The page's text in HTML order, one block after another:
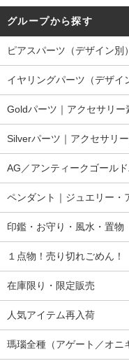
グループから探す
ピアスパーツ（デザイン別）
イヤリングパーツ（デザイ
Goldパーツ｜アクセサリー
Silverパーツ｜アクセサリ
AG／アンティークゴール
ペンダント｜ジュエリー・
印鑑・お守り・風水・置物
１点物！売り切れごめん！
在庫限り・限定販売
人気アイテム再入荷
瑪瑙全種（アゲート／オニ